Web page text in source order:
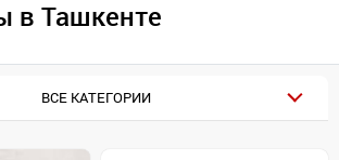
в Ташкенте
ВСЕ КАТЕГОРИИ